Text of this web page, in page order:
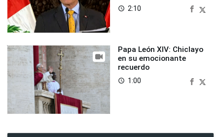
access_time 2:10
Papa León XIV: Chiclayo
en su emocionante
recuerdo
access_time 1:00